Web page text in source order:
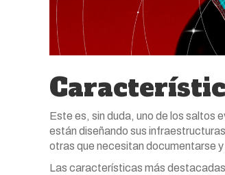
Este es, sin duda, uno de los saltos
están diseñando sus
otras que necesitan documentarse
Las características más